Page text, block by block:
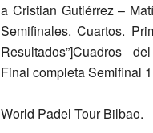
a Cristian Gutiérrez –
Semifinales. Cuartos.
Resultados”]Cuadros
Final completa Semifinal
World Padel Tour Bilbao.